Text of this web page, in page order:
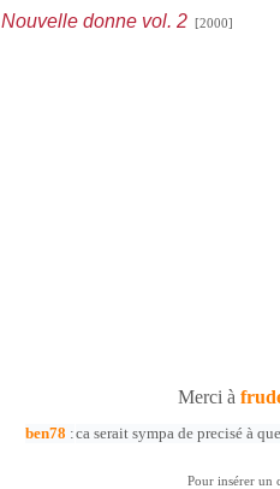
Nouvelle donne vol. 2[2000]
Merci à
ben78 :ca serait sympa de precisé à
Pour insérer un